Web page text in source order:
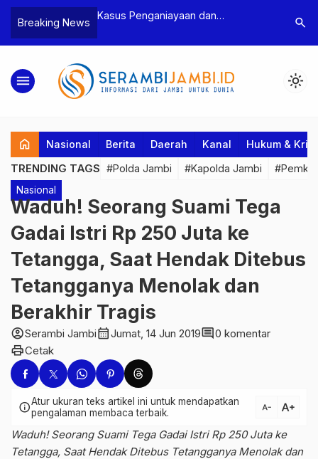
Breaking News
Bea Cukai
Pelaku beserta
dan 146 Gram
Kasus Penganiayaan dan
Tebo Tetapkan Dua Tersangka
Polres
Dua
search
menu light_mode
home Nasional Berita Daerah Kanal Hukum &
TRENDING TAGS #Polda Jambi #Kapolda Jambi
Nasional
Waduh! Seorang Suami Tega
Gadai Istri Rp 250 Juta ke
Tetangga, Saat Hendak Ditebus
Tetangganya Menolak dan
Berakhir Tragis
account_circleSerambi Jambicalendar_monthJumat, 14 Jun 2019comment0 komentar
printCetak
infoAtur ukuran teks artikel ini untuk mendapatkan
pengalaman membaca terbaik.
text_decrease text_increase
Waduh! Seorang Suami Tega Gadai Istri Rp 250 Juta ke
Tetangga, Saat Hendak Ditebus Tetangganya Menolak dan